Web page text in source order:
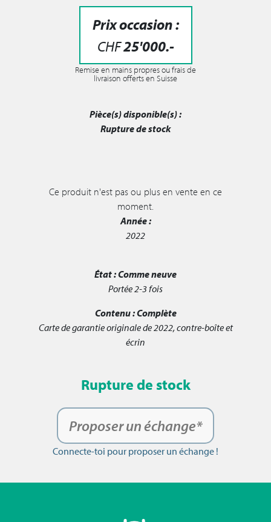
Prix occasion :
CHF25'000.-
Remise en mains propres ou frais de
livraison offerts en Suisse
Pièce(s) disponible(s) :
Rupture de stock
Ce produit n'est pas ou plus en vente en ce
moment.
Année :
2022
État :Comme neuve
Portée 2-3 fois
Contenu :Complète
Carte de garantie originale de 2022, contre-boîte et
écrin
Rupture de stock
Proposer un échange*
Connecte-toi pour proposer un échange !